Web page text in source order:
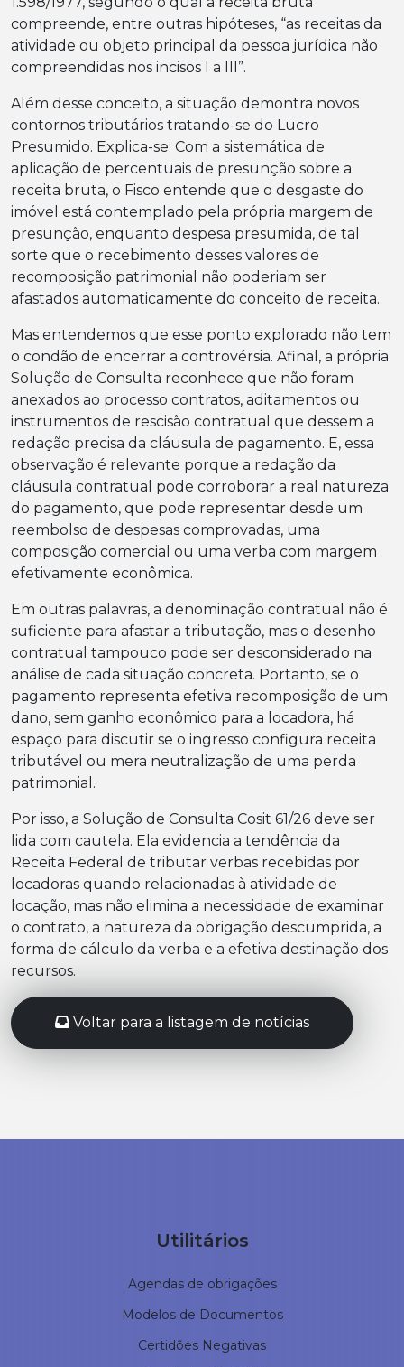
compreende, entre outras hipóteses, “as receitas da
atividade ou objeto principal da pessoa jurídica não
compreendidas nos incisos I a III”.
Além desse conceito, a situação demontra novos
contornos tributários tratando-se do Lucro
Presumido. Explica-se: Com a sistemática de
aplicação de percentuais de presunção sobre a
receita bruta, o Fisco entende que o desgaste do
imóvel está contemplado pela própria margem de
presunção, enquanto despesa presumida, de tal
sorte que o recebimento desses valores de
recomposição patrimonial não poderiam ser
afastados automaticamente do conceito de receita.
Mas entendemos que esse ponto explorado não tem
o condão de encerrar a controvérsia. Afinal, a própria
Solução de Consulta reconhece que não foram
anexados ao processo contratos, aditamentos ou
instrumentos de rescisão contratual que dessem a
redação precisa da cláusula de pagamento. E, essa
observação é relevante porque a redação da
cláusula contratual pode corroborar a real natureza
do pagamento, que pode representar desde um
reembolso de despesas comprovadas, uma
composição comercial ou uma verba com margem
efetivamente econômica.
Em outras palavras, a denominação contratual não é
suficiente para afastar a tributação, mas o desenho
contratual tampouco pode ser desconsiderado na
análise de cada situação concreta. Portanto, se o
pagamento representa efetiva recomposição de um
dano, sem ganho econômico para a locadora, há
espaço para discutir se o ingresso configura receita
tributável ou mera neutralização de uma perda
patrimonial.
Por isso, a Solução de Consulta Cosit 61/26 deve ser
lida com cautela. Ela evidencia a tendência da
Receita Federal de tributar verbas recebidas por
locadoras quando relacionadas à atividade de
locação, mas não elimina a necessidade de examinar
o contrato, a natureza da obrigação descumprida, a
forma de cálculo da verba e a efetiva destinação dos
recursos.
Voltar para a listagem de notícias
Utilitários
Agendas de obrigações
Modelos de Documentos
Certidões Negativas